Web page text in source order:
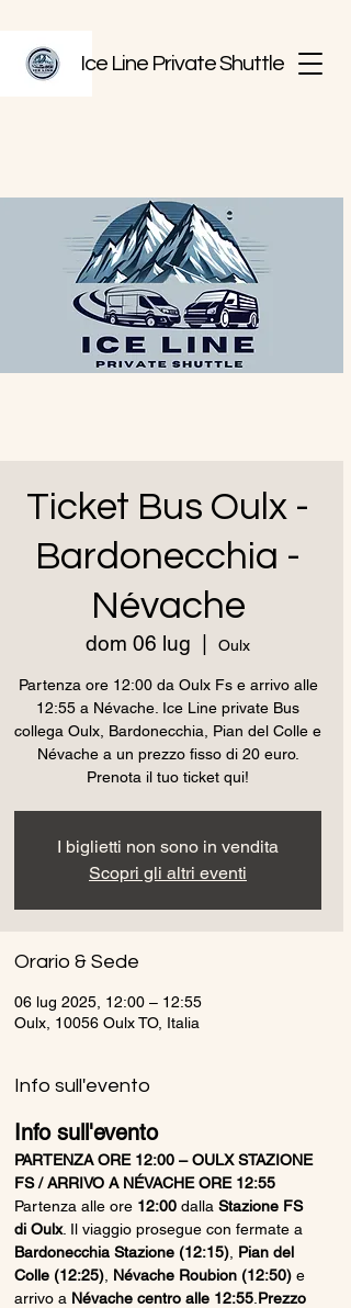
Ice Line Private Shuttle
Ticket Bus Oulx -
Bardonecchia -
Névache
dom 06 lug Oulx
Partenza ore 12:00 da Oulx Fs e arrivo alle
12:55 a Névache. Ice Line private Bus
collega Oulx, Bardonecchia, Pian del Colle e
Névache a un prezzo fisso di 20 euro.
Prenota il tuo ticket qui!
I biglietti non sono in vendita
Scopri gli altri eventi
Orario & Sede
06 lug 2025, 12:00 – 12:55
Oulx, 10056 Oulx TO, Italia
Info sull'evento
Info sull'evento
PARTENZA ORE 12:00 – OULX STAZIONE
FS / ARRIVO A NÉVACHE ORE 12:55
Partenza alle ore 12:00 dalla Stazione FS
di Oulx. Il viaggio prosegue con fermate a
Bardonecchia Stazione (12:15) Pian del
Colle (12:25) Névache Roubion (12:50) e
arrivo a Névache centro alle 12:55 Prezzo